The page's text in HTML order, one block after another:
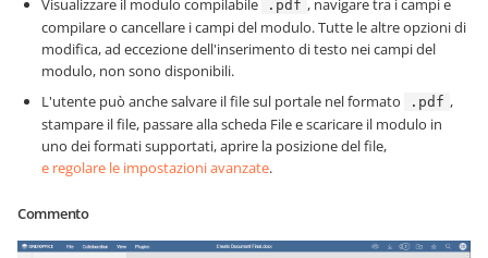
Visualizzare il modulo compilabile
.pdf , navigare tra i campi e
compilare o cancellare i campi del modulo. Tutte le altre opzioni di
modifica, ad eccezione dell'inserimento di testo nei campi del
modulo, non sono disponibili.
L'utente può anche salvare il file sul portale nel formato
.pdf ,
stampare il file, passare alla scheda File e scaricare il modulo in
uno dei formati supportati, aprire la posizione del file,
e regolare le impostazioni avanzate.
Commento